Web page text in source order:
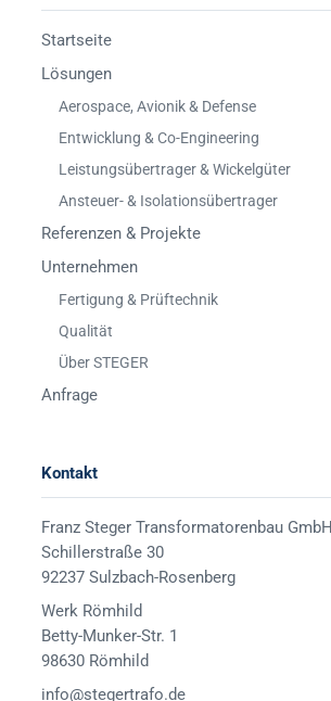
Startseite
Lösungen
Aerospace, Avionik & Defense
Entwicklung & Co-Engineering
Leistungsübertrager & Wickelgüter
Ansteuer- & Isolationsübertrager
Referenzen & Projekte
Unternehmen
Fertigung & Prüftechnik
Qualität
Über STEGER
Anfrage
Kontakt
Franz Steger Transformatorenbau GmbH
Schillerstraße 30
92237 Sulzbach-Rosenberg
Werk Römhild
Betty-Munker-Str. 1
98630 Römhild
info@stegertrafo.de